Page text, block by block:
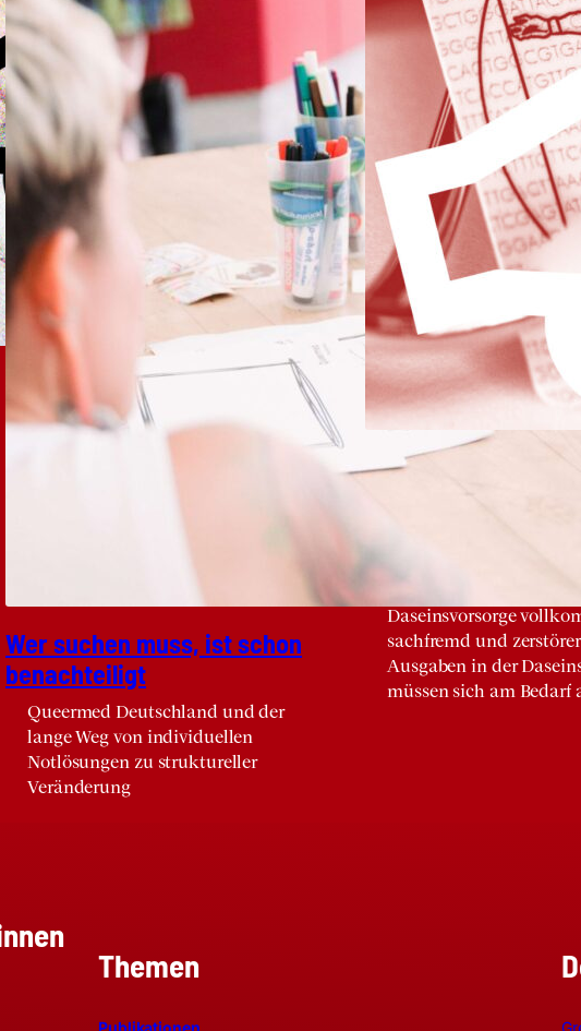
Wer suchen muss, ist schon
benach­tei­ligt
Queermed Deutschland und der
lange Weg von individuellen
Notlösungen zu struktureller
Veränderung
Demo­kra­ti­sche
Daseinsvorsorge
sachfremd und
Ausgaben in der
müssen sich am Bedarf
Themen